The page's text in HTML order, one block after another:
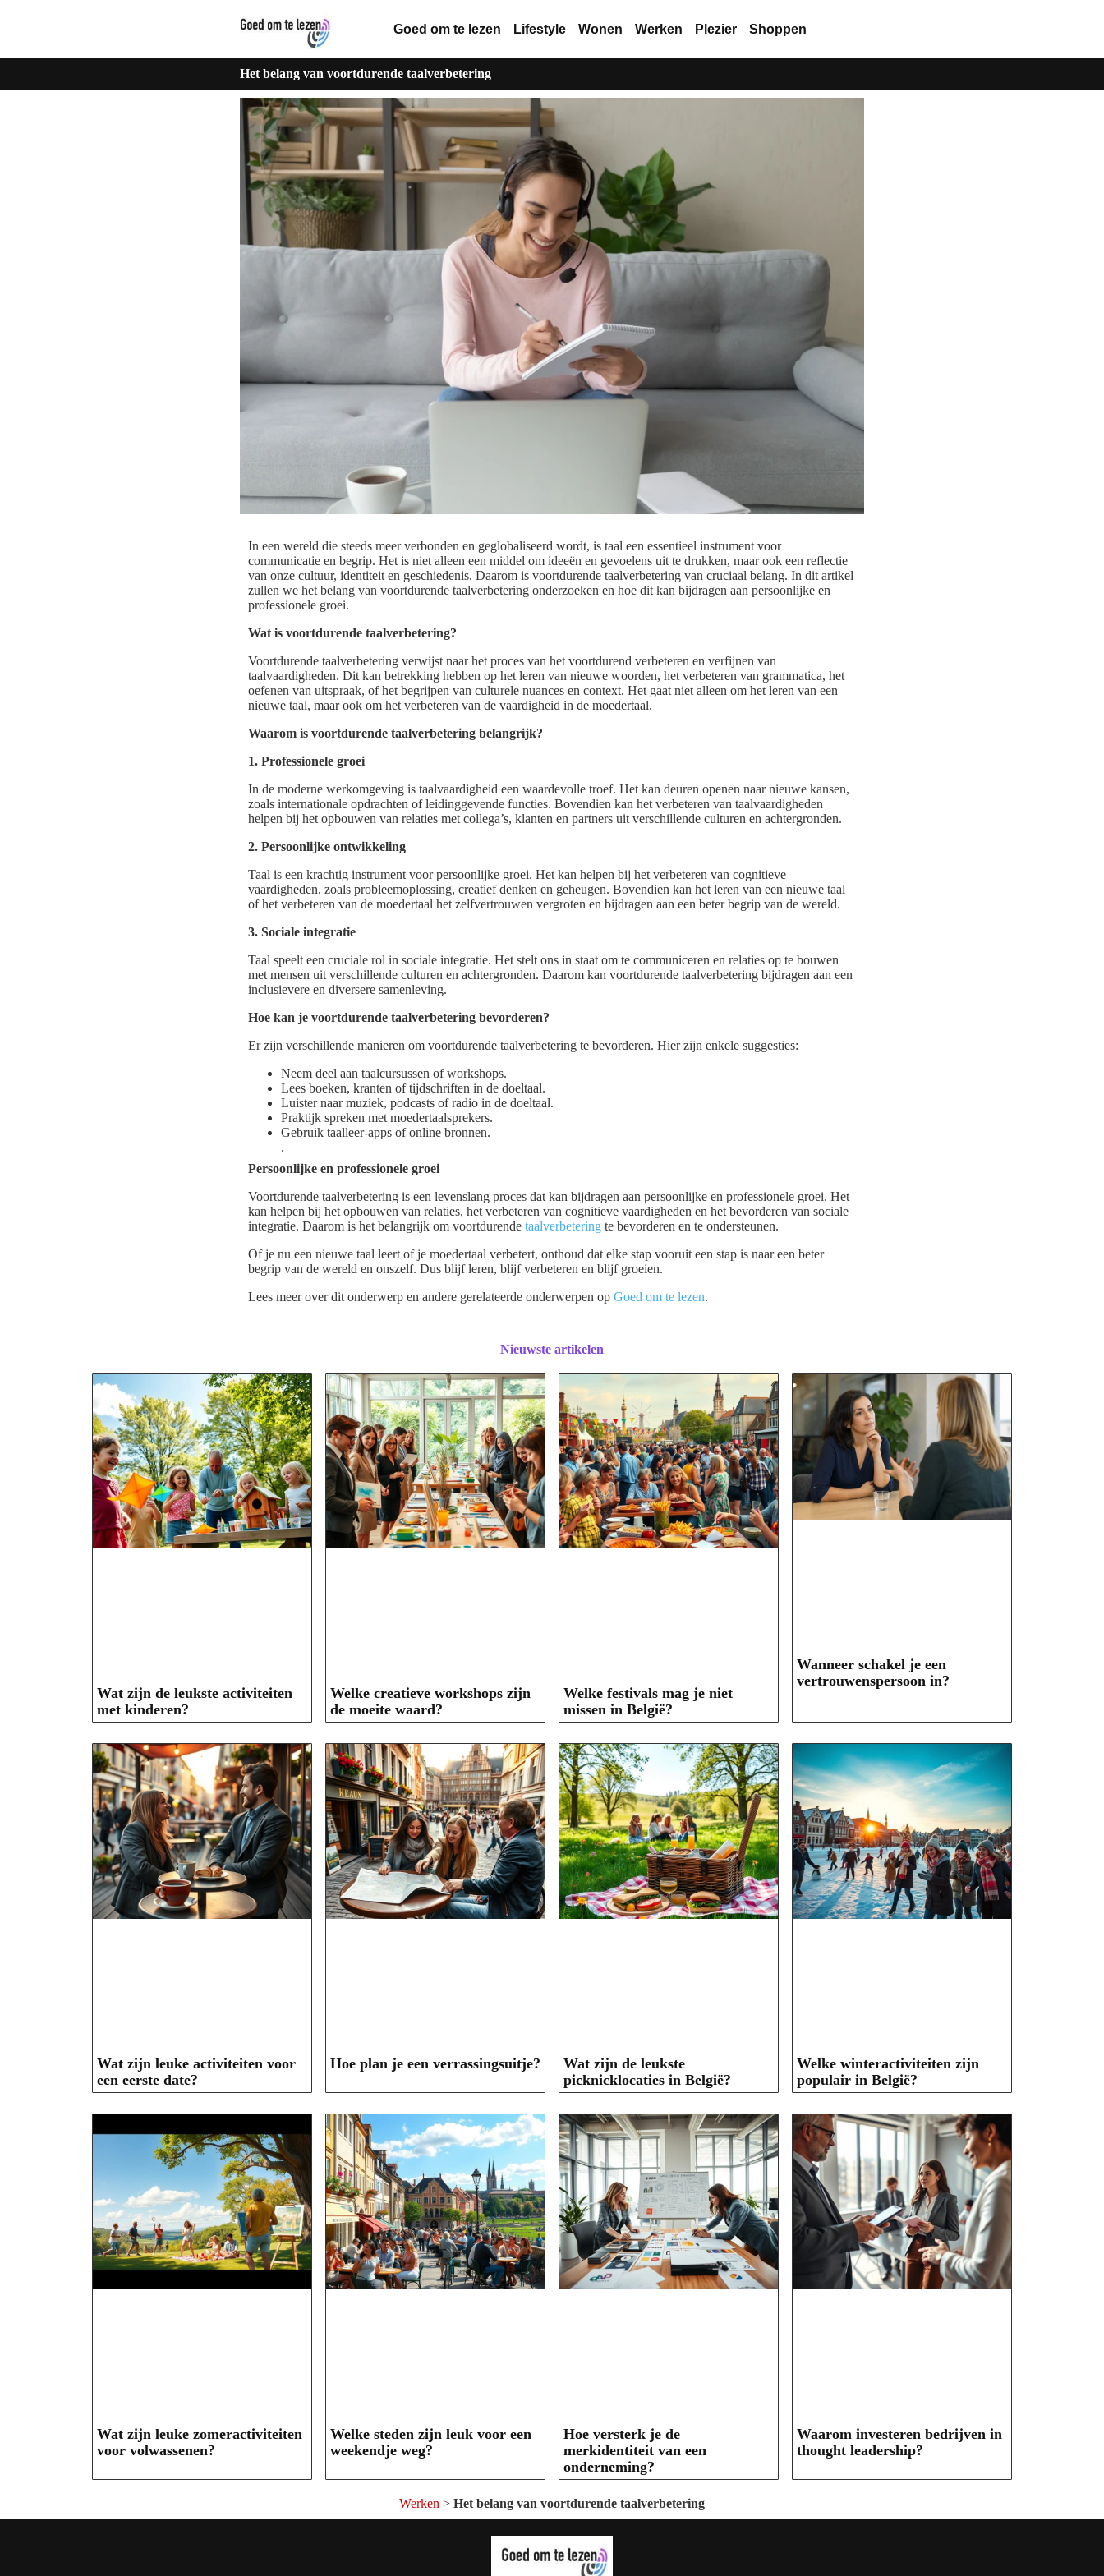
Goed om te lezen Lifestyle Wonen Werken Plezier Shoppen
Het belang van voortdurende taalverbetering
In een wereld die steeds meer verbonden en geglobaliseerd wordt, is taal een essentieel instrument voor
communicatie en begrip. Het is niet alleen een middel om ideeën en gevoelens uit te drukken, maar ook een reflectie
van onze cultuur, identiteit en geschiedenis. Daarom is voortdurende taalverbetering van cruciaal belang. In dit artikel
zullen we het belang van voortdurende taalverbetering onderzoeken en hoe dit kan bijdragen aan persoonlijke en
professionele groei.
Wat is voortdurende taalverbetering?
Voortdurende taalverbetering verwijst naar het proces van het voortdurend verbeteren en verfijnen van
taalvaardigheden. Dit kan betrekking hebben op het leren van nieuwe woorden, het verbeteren van grammatica, het
oefenen van uitspraak, of het begrijpen van culturele nuances en context. Het gaat niet alleen om het leren van een
nieuwe taal, maar ook om het verbeteren van de vaardigheid in de moedertaal.
Waarom is voortdurende taalverbetering belangrijk?
1. Professionele groei
In de moderne werkomgeving is taalvaardigheid een waardevolle troef. Het kan deuren openen naar nieuwe kansen,
zoals internationale opdrachten of leidinggevende functies. Bovendien kan het verbeteren van taalvaardigheden
helpen bij het opbouwen van relaties met collega’s, klanten en partners uit verschillende culturen en achtergronden.
2. Persoonlijke ontwikkeling
Taal is een krachtig instrument voor persoonlijke groei. Het kan helpen bij het verbeteren van cognitieve
vaardigheden, zoals probleemoplossing, creatief denken en geheugen. Bovendien kan het leren van een nieuwe taal
of het verbeteren van de moedertaal het zelfvertrouwen vergroten en bijdragen aan een beter begrip van de wereld.
3. Sociale integratie
Taal speelt een cruciale rol in sociale integratie. Het stelt ons in staat om te communiceren en relaties op te bouwen
met mensen uit verschillende culturen en achtergronden. Daarom kan voortdurende taalverbetering bijdragen aan een
inclusievere en diversere samenleving.
Hoe kan je voortdurende taalverbetering bevorderen?
Er zijn verschillende manieren om voortdurende taalverbetering te bevorderen. Hier zijn enkele suggesties:
Neem deel aan taalcursussen of workshops.
Lees boeken, kranten of tijdschriften in de doeltaal.
Luister naar muziek, podcasts of radio in de doeltaal.
Praktijk spreken met moedertaalsprekers.
Gebruik taalleer-apps of online bronnen.
.
Persoonlijke en professionele groei
Voortdurende taalverbetering is een levenslang proces dat kan bijdragen aan persoonlijke en professionele groei. Het
kan helpen bij het opbouwen van relaties, het verbeteren van cognitieve vaardigheden en het bevorderen van sociale
integratie. Daarom is het belangrijk om voortdurende taalverbetering te bevorderen en te ondersteunen.
Of je nu een nieuwe taal leert of je moedertaal verbetert, onthoud dat elke stap vooruit een stap is naar een beter
begrip van de wereld en onszelf. Dus blijf leren, blijf verbeteren en blijf groeien.
Lees meer over dit onderwerp en andere gerelateerde onderwerpen op Goed om te lezen.
Nieuwste artikelen
Wat zijn de leukste activiteiten
met kinderen?
Welke creatieve workshops zijn
de moeite waard?
Welke festivals mag je niet
missen in België?
Wanneer schakel je een
vertrouwenspersoon in?
Wat zijn leuke activiteiten voor
een eerste date?
Hoe plan je een verrassingsuitje?
Wat zijn de leukste
picknicklocaties in België?
Welke winteractiviteiten zijn
populair in België?
Wat zijn leuke zomeractiviteiten
voor volwassenen?
Welke steden zijn leuk voor een
weekendje weg?
Hoe versterk je de
merkidentiteit van een
onderneming?
Waarom investeren bedrijven in
thought leadership?
Werken > Het belang van voortdurende taalverbetering